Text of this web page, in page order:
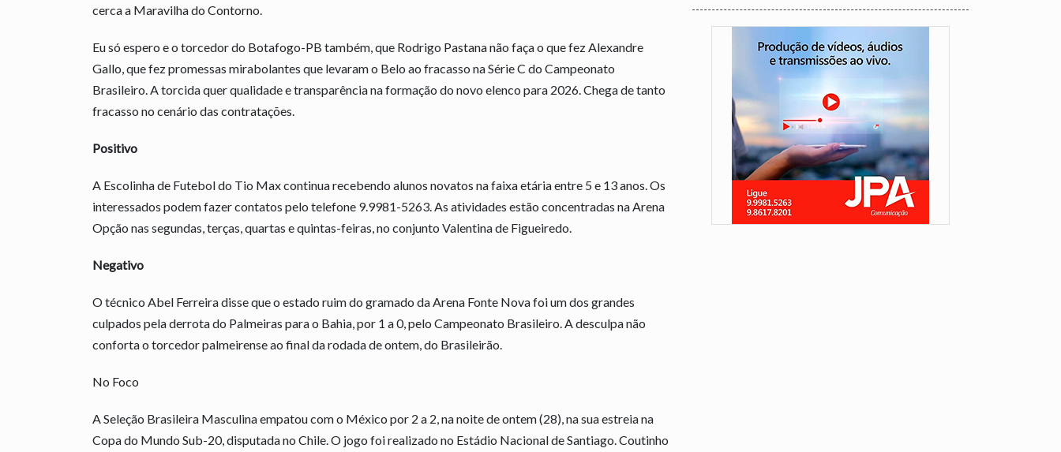
cerca a Maravilha do Contorno.
Eu só espero e o torcedor do Botafogo-PB também, que Rodrigo Pastana não faça o que fez Alexandre
Gallo, que fez promessas mirabolantes que levaram o Belo ao fracasso na Série C do Campeonato
Brasileiro. A torcida quer qualidade e transparência na formação do novo elenco para 2026. Chega de tanto
fracasso no cenário das contratações.
Positivo
A Escolinha de Futebol do Tio Max continua recebendo alunos novatos na faixa etária entre 5 e 13 anos. Os
interessados podem fazer contatos pelo telefone 9.9981-5263. As atividades estão concentradas na Arena
Opção nas segundas, terças, quartas e quintas-feiras, no conjunto Valentina de Figueiredo.
Negativo
O técnico Abel Ferreira disse que o estado ruim do gramado da Arena Fonte Nova foi um dos grandes
culpados pela derrota do Palmeiras para o Bahia, por 1 a 0, pelo Campeonato Brasileiro. A desculpa não
conforta o torcedor palmeirense ao final da rodada de ontem, do Brasileirão.
No Foco
A Seleção Brasileira Masculina empatou com o México por 2 a 2, na noite de ontem (28), na sua estreia na
Copa do Mundo Sub-20, disputada no Chile. O jogo foi realizado no Estádio Nacional de Santiago. Coutinho